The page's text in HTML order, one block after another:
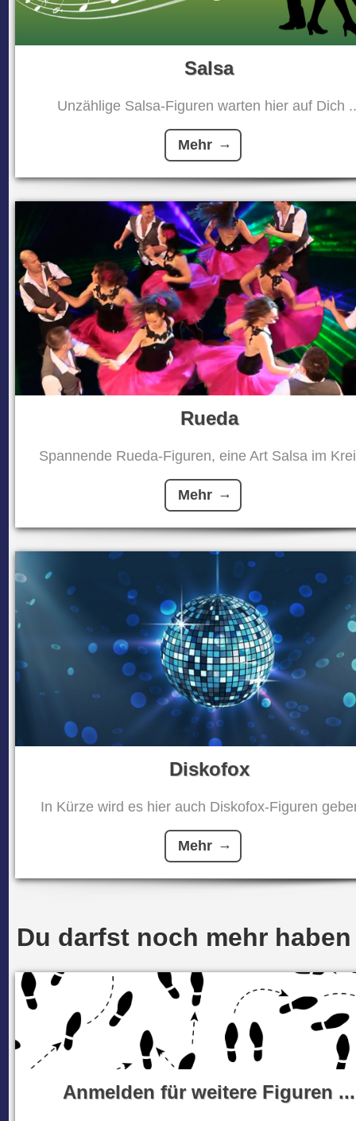
Salsa
Unzählige Salsa-Figuren warten hier auf Dich
Mehr
Rueda
Spannende Rueda-Figuren, eine Art Salsa im
Mehr
Diskofox
In Kürze wird es hier auch Diskofox-Figuren
Mehr
Du darfst noch mehr haben
Anmelden für weitere Figuren ...